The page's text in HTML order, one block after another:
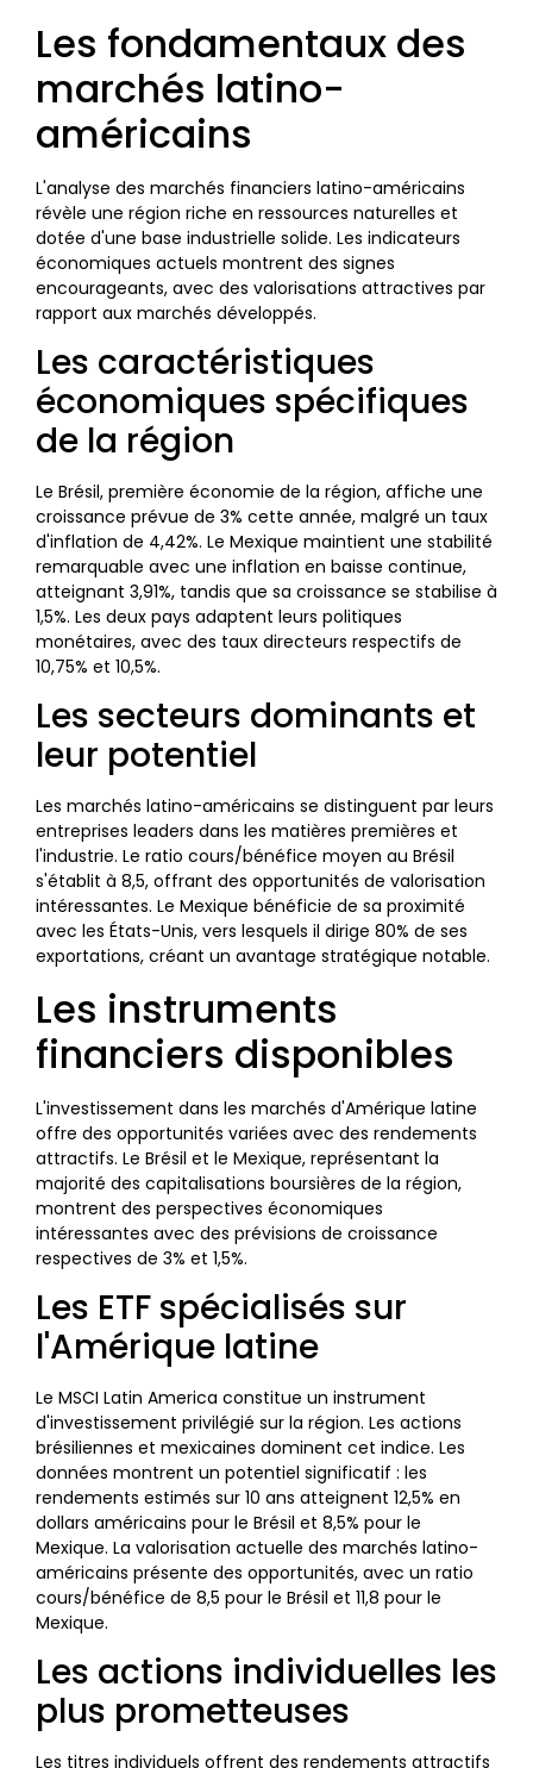
Les fondamentaux des
marchés latino-
américains
L'analyse des marchés financiers latino-américains
révèle une région riche en ressources naturelles et
dotée d'une base industrielle solide. Les indicateurs
économiques actuels montrent des signes
encourageants, avec des valorisations attractives par
rapport aux marchés développés.
Les caractéristiques
économiques spécifiques
de la région
Le Brésil, première économie de la région, affiche une
croissance prévue de 3% cette année, malgré un taux
d'inflation de 4,42%. Le Mexique maintient une stabilité
remarquable avec une inflation en baisse continue,
atteignant 3,91%, tandis que sa croissance se stabilise à
1,5%. Les deux pays adaptent leurs politiques
monétaires, avec des taux directeurs respectifs de
10,75% et 10,5%.
Les secteurs dominants et
leur potentiel
Les marchés latino-américains se distinguent par leurs
entreprises leaders dans les matières premières et
l'industrie. Le ratio cours/bénéfice moyen au Brésil
s'établit à 8,5, offrant des opportunités de valorisation
intéressantes. Le Mexique bénéficie de sa proximité
avec les États-Unis, vers lesquels il dirige 80% de ses
exportations, créant un avantage stratégique notable.
Les instruments
financiers disponibles
L'investissement dans les marchés d'Amérique latine
offre des opportunités variées avec des rendements
attractifs. Le Brésil et le Mexique, représentant la
majorité des capitalisations boursières de la région,
montrent des perspectives économiques
intéressantes avec des prévisions de croissance
respectives de 3% et 1,5%.
Les ETF spécialisés sur
l'Amérique latine
Le MSCI Latin America constitue un instrument
d'investissement privilégié sur la région. Les actions
brésiliennes et mexicaines dominent cet indice. Les
données montrent un potentiel significatif : les
rendements estimés sur 10 ans atteignent 12,5% en
dollars américains pour le Brésil et 8,5% pour le
Mexique. La valorisation actuelle des marchés latino-
américains présente des opportunités, avec un ratio
cours/bénéfice de 8,5 pour le Brésil et 11,8 pour le
Mexique.
Les actions individuelles les
plus prometteuses
Les titres individuels offrent des rendements attractifs